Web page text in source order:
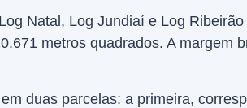
Natal, Log Jundiaí e Log
metros quadrados. A margem
duas parcelas: a primeira,